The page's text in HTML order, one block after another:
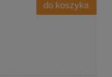
do koszyka